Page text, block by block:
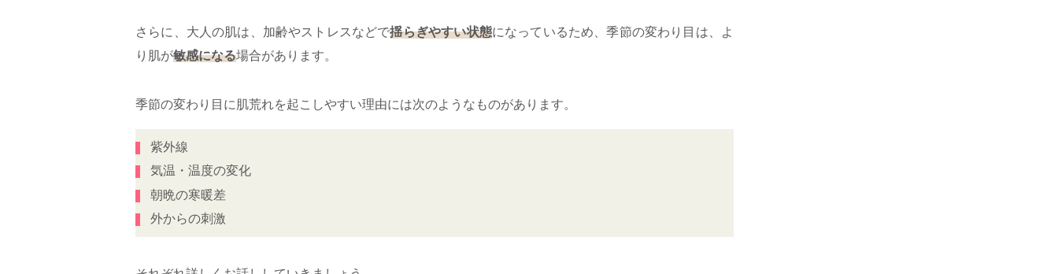
さらに、大人の肌は、加齢やストレスなどで揺らぎやすい状態になっているため、季節の変わり目は、よ
り肌が敏感になる場合があります。
季節の変わり目に肌荒れを起こしやすい理由には次のようなものがあります。
紫外線
気温・温度の変化
朝晩の寒暖差
外からの刺激